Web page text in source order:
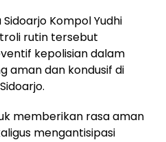
Kompol Yudhi
rutin tersebut
kepolisian dalam
aman dan kondusif di
memberikan rasa aman
mengantisipasi